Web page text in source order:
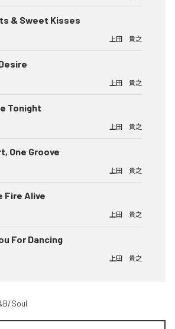
& Sweet Kisses
上田 貴之
上田 貴之
Tonight
上田 貴之
One Groove
上田 貴之
Fire Alive
上田 貴之
For Dancing
上田 貴之
Soul